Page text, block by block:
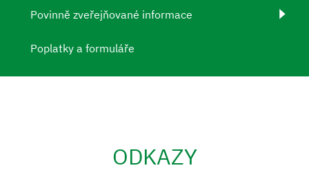
Povinně zveřejňované informace
Poplatky a formuláře
ODKAZY